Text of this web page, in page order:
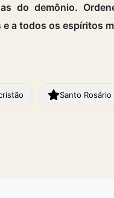
do demônio.
a todos os espíritos
Santo Rosário